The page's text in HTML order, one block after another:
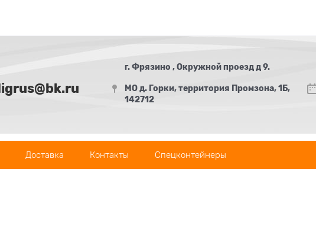
г. Фрязино , Окружной проезд д 9.
МО д. Горки, территория Промзона, 1Б,
142712
Доставка Контакты Спецконтейнеры